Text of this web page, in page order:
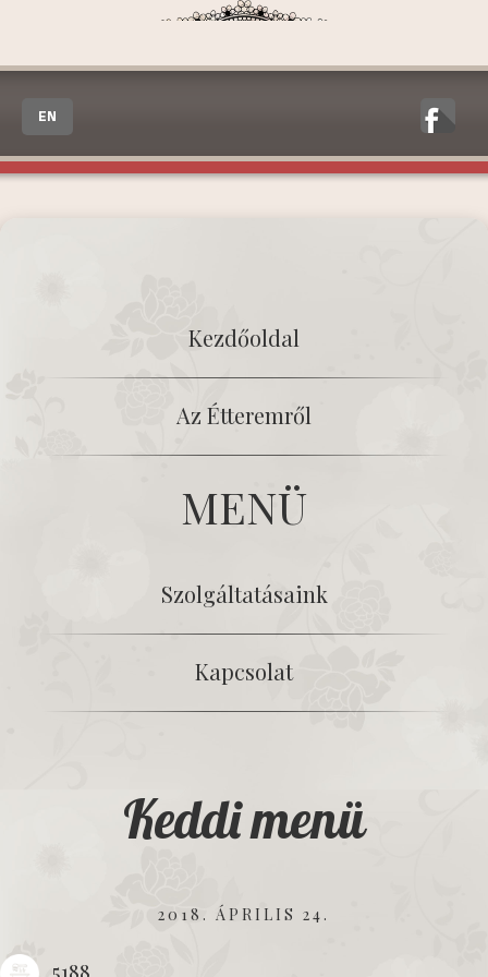
EN
Kezdőoldal
Az Étteremről
MENÜ
Szolgáltatásaink
Kapcsolat
Keddi menü
2018. ÁPRILIS 24.
5188